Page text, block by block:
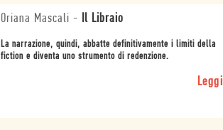
Oriana Mascali - Il Libraio
La narrazione, quindi, abbatte definitivamente i limiti della
fiction e diventa uno strumento di redenzione.
Leggi